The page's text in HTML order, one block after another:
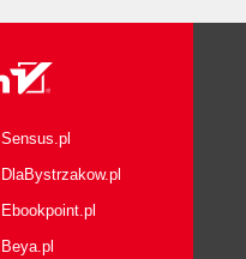
Sensus.pl
DlaBystrzakow.pl
Ebookpoint.pl
Beya.pl